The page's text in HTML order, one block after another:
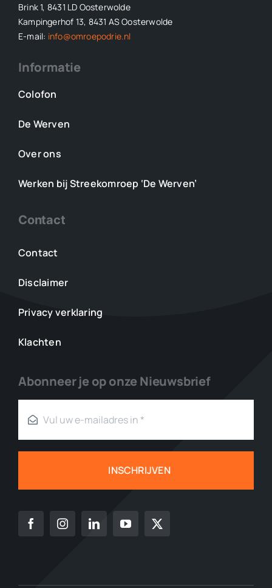
Brink 1, 8431 LD Oosterwolde
Kampingerhof 13, 8431 AS Oosterwolde
E-mail: info@omroepodrie.nl
Informatie
Colofon
De Werven
Over ons
Werken bij Streekomroep ‘De Werven’
Contact
Contact
Disclaimer
Privacy verklaring
Klachten
Abonneer je op onze Nieuwsbrief
INSCHRIJVEN